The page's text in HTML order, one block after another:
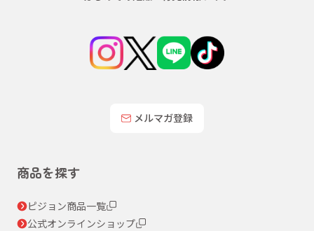
メルマガ登録
商品を探す
ピジョン商品一覧
公式オンラインショップ